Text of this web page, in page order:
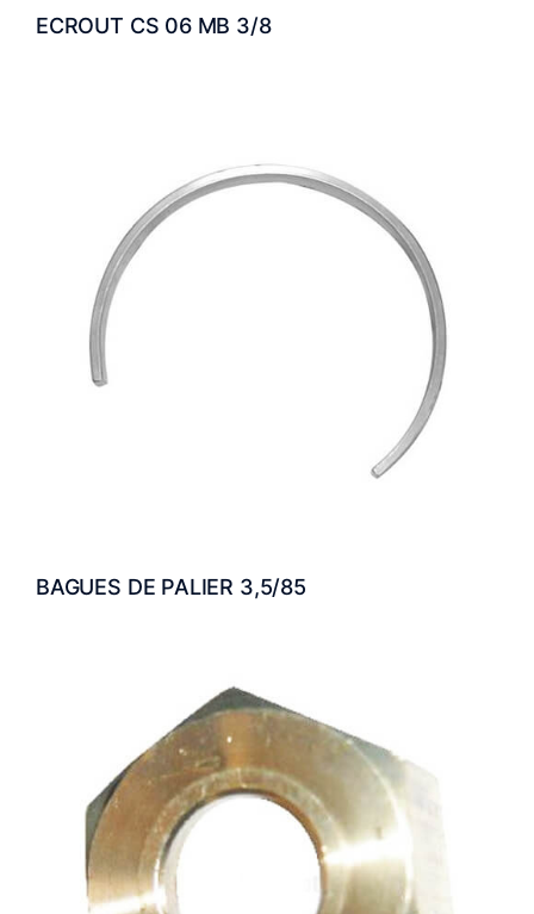
ECROUT CS 06 MB 3/8
BAGUES DE PALIER 3,5/85